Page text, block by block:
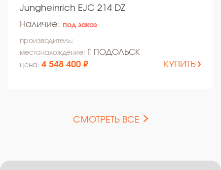
Jungheinrich EJC 214 DZ
Наличие: под заказ
производитель:
местонахождение:
Г. ПОДОЛЬСК
цена: 4 548 400 ₽ КУПИТЬ
СМОТРЕТЬ ВСЕ